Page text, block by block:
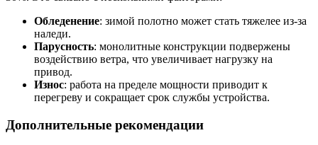
Обледенение: зимой полотно может стать тяжелее из-за
наледи.
Парусность: монолитные конструкции подвержены
воздействию ветра, что увеличивает нагрузку на
привод.
Износ: работа на пределе мощности приводит к
перегреву и сокращает срок службы устройства.
Дополнительные рекомендации